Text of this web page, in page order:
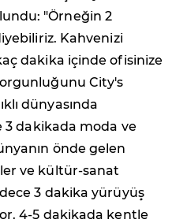
"Örneğin 2
Kahvenizi
dakika içinde ofisinize
City's
dünyasında
3 dakikada moda ve
önde gelen
ve kültür-sanat
3 dakika yürüyüş
4-5 dakikada kentle